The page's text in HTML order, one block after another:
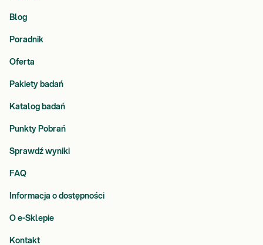
Blog
Poradnik
Oferta
Pakiety badań
Katalog badań
Punkty Pobrań
Sprawdź wyniki
FAQ
Informacja o dostępności
O e-Sklepie
Kontakt